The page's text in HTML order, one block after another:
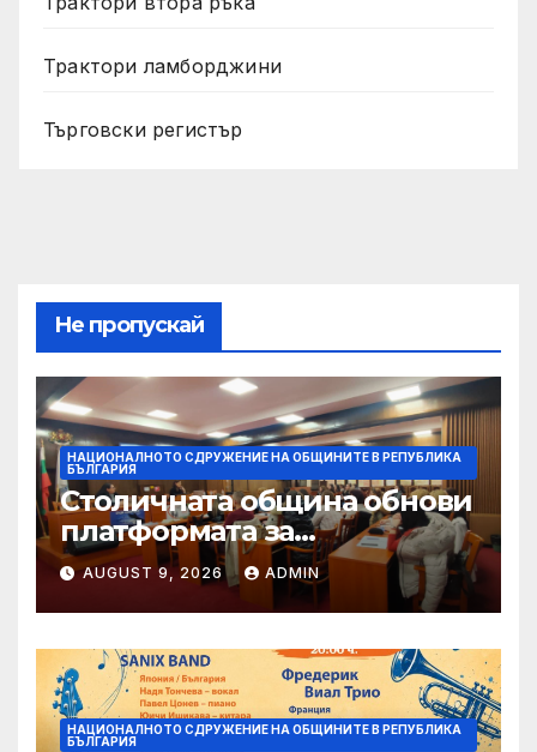
Трактори ламборджини
Търговски регистър
Не пропускай
НАЦИОНАЛНОТО СДРУЖЕНИЕ НА ОБЩИНИТЕ В РЕПУБЛИКА
БЪЛГАРИЯ
Столичната община обнови
платформата за
граждански сигнали Call
Sofia
AUGUST 9, 2026 ADMIN
НАЦИОНАЛНОТО СДРУЖЕНИЕ НА ОБЩИНИТЕ В РЕПУБЛИКА
БЪЛГАРИЯ